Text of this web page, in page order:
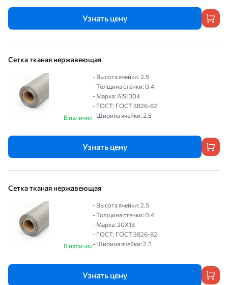
Узнать цену
Сетка тканая нержавеющая
В наличии
- Высота ячейки: 2.5
- Толщина стенки: 0.4
- Марка: AISI 304
- ГОСТ: ГОСТ 3826-82
- Ширина ячейки: 2.5
Узнать цену
Сетка тканая нержавеющая
В наличии
- Высота ячейки: 2.5
- Толщина стенки: 0.4
- Марка: 20Х13
- ГОСТ: ГОСТ 3826-82
- Ширина ячейки: 2.5
Узнать цену